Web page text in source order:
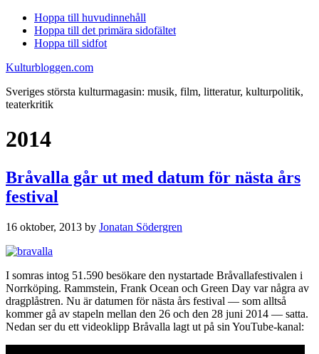
Hoppa till huvudinnehåll
Hoppa till det primära sidofältet
Hoppa till sidfot
Kulturbloggen.com
Sveriges största kulturmagasin: musik, film, litteratur, kulturpolitik,
teaterkritik
2014
Bråvalla går ut med datum för nästa års
festival
16 oktober, 2013 by Jonatan Södergren
I somras intog 51.590 besökare den nystartade Bråvallafestivalen i
Norrköping. Rammstein, Frank Ocean och Green Day var några av
dragplåstren. Nu är datumen för nästa års festival — som alltså
kommer gå av stapeln mellan den 26 och den 28 juni 2014 — satta.
Nedan ser du ett videoklipp Bråvalla lagt ut på sin YouTube-kanal: